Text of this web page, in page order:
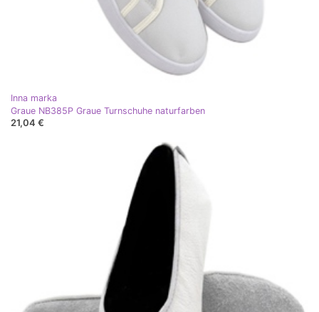
Inna marka
Graue NB385P Graue Turnschuhe naturfarben
21,04 €